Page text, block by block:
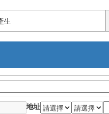
生
地址